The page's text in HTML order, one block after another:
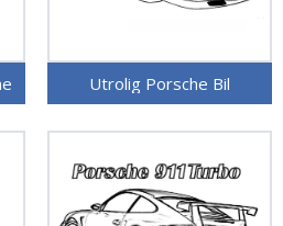
Utrolig Porsche Bil